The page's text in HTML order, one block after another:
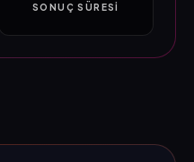
SONUÇ SÜRESI